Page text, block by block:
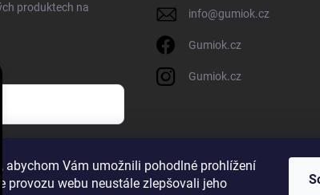
abychom Vám umožnili pohodlné prohlížení
provozu webu neustále zlepšovali jeho
produktech na
info@gumiok.cz
Gumiok.cz
Gumiok.cz